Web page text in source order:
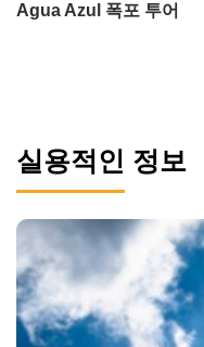
Agua Azul 폭포 투어
실용적인 정보